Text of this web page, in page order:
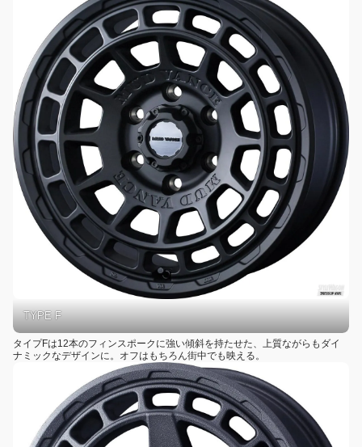
TYPE F
タイプFは12本のフィンスポークに強い傾斜を持たせた、上質ながらもダイ
ナミックなデザインに。オフはもちろん街中でも映える。